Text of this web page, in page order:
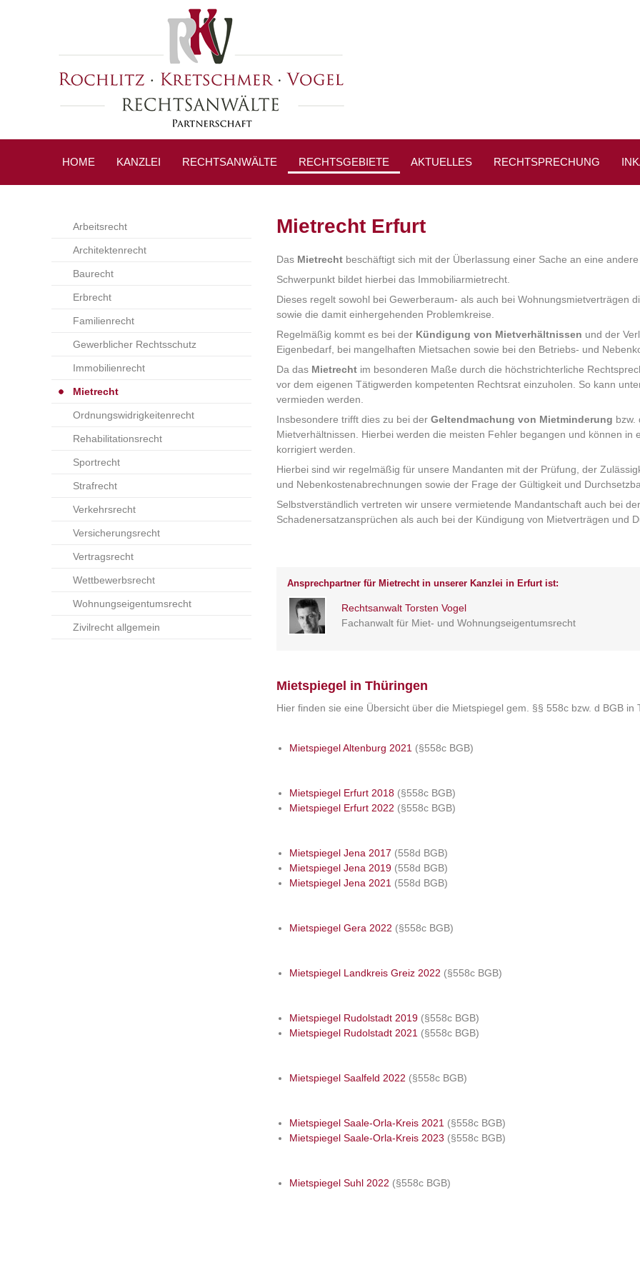
HOME KANZLEI RECHTSANWÄLTE RECHTSGEBIETE AKTUELLES RECHTSPRECHUNG
Arbeitsrecht
Architektenrecht
Baurecht
Erbrecht
Familienrecht
Gewerblicher Rechtsschutz
Immobilienrecht
Mietrecht
Ordnungswidrigkeitenrecht
Rehabilitationsrecht
Sportrecht
Strafrecht
Verkehrsrecht
Versicherungsrecht
Vertragsrecht
Wettbewerbsrecht
Wohnungseigentumsrecht
Zivilrecht allgemein
Mietrecht Erfurt
Das Mietrecht beschäftigt sich mit der Überlassung einer Sache an eine
Schwerpunkt bildet hierbei das Immobiliarmietrecht.
Dieses regelt sowohl bei Gewerberaum- als auch bei Wohnungsmietverträgen
sowie die damit einhergehenden Problemkreise.
Regelmäßig kommt es bei der Kündigung von Mietverhältnissen und der
Eigenbedarf, bei mangelhaften Mietsachen sowie bei den Betriebs- und
Da das Mietrecht im besonderen Maße durch die höchstrichterliche
vor dem eigenen Tätigwerden kompetenten Rechtsrat einzuholen. So kann
vermieden werden.
Insbesondere trifft dies zu bei der Geltendmachung von Mietminderung bzw.
Mietverhältnissen. Hierbei werden die meisten Fehler begangen und können
korrigiert werden.
Hierbei sind wir regelmäßig für unsere Mandanten mit der Prüfung, der
und Nebenkostenabrechnungen sowie der Frage der Gültigkeit und
Selbstverständlich vertreten wir unsere vermietende Mandantschaft auch bei
Schadenersatzansprüchen als auch bei der Kündigung von Mietverträgen und
Ansprechpartner für Mietrecht in unserer Kanzlei in Erfurt ist:
Rechtsanwalt Torsten Vogel
Fachanwalt für Miet- und Wohnungseigentumsrecht
Mietspiegel in Thüringen
Hier finden sie eine Übersicht über die Mietspiegel gem. §§ 558c bzw. d BGB in
Mietspiegel Altenburg 2021 (§558c BGB)
Mietspiegel Erfurt 2018(§558c BGB)
Mietspiegel Erfurt 2022 (§558c BGB)
Mietspiegel Jena 2017 (558d BGB)
Mietspiegel Jena 2019(558d BGB)
Mietspiegel Jena 2021 (558d BGB)
Mietspiegel Gera 2022 (§558c BGB)
Mietspiegel Landkreis Greiz 2022 (§558c BGB)
Mietspiegel Rudolstadt 2019(§558c BGB)
Mietspiegel Rudolstadt 2021 (§558c BGB)
Mietspiegel Saalfeld 2022 (§558c BGB)
Mietspiegel Saale-Orla-Kreis 2021 (§558c BGB)
Mietspiegel Saale-Orla-Kreis 2023 (§558c BGB)
Mietspiegel Suhl 2022 (§558c BGB)